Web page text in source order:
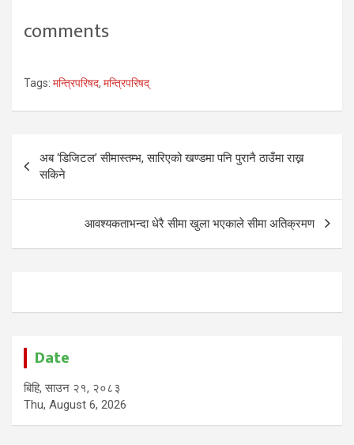
comments
Tags: मन्त्रिपरिषद, मन्त्रिपरिषद्
Post
navigation
अब ‘डिजिटल’ सीमास्तम्भ, सारिएको खण्डमा पनि पुरानै ठाउँमा राख्न
सकिने
आवश्यकताभन्दा धेरै सीमा खुला भएकाले सीमा अतिक्रमण
Date
बिहि, साउन २१, २०८३
Thu, August 6, 2026